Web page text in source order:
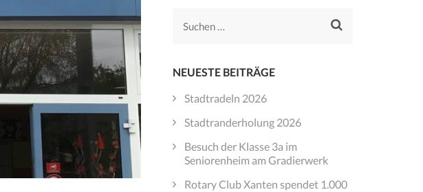
Suchen
NEUESTE BEITRÄGE
Stadtradeln 2026
Stadtranderholung 2026
Besuch der Klasse 3a im
Seniorenheim am Gradierwerk
Rotary Club Xanten spendet 1.000